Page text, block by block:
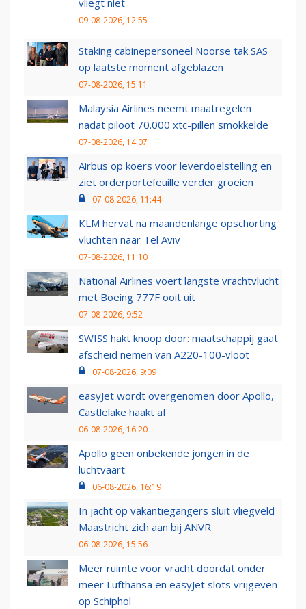
vliegt niet
09-08-2026, 12:55
Staking cabinepersoneel Noorse tak SAS
op laatste moment afgeblazen
07-08-2026, 15:11
Malaysia Airlines neemt maatregelen
nadat piloot 70.000 xtc-pillen smokkelde
07-08-2026, 14:07
Airbus op koers voor leverdoelstelling en
ziet orderportefeuille verder groeien
07-08-2026, 11:44
KLM hervat na maandenlange opschorting
vluchten naar Tel Aviv
07-08-2026, 11:10
National Airlines voert langste vrachtvlucht
met Boeing 777F ooit uit
07-08-2026, 9:52
SWISS hakt knoop door: maatschappij gaat
afscheid nemen van A220-100-vloot
07-08-2026, 9:09
easyJet wordt overgenomen door Apollo,
Castlelake haakt af
06-08-2026, 16:20
Apollo geen onbekende jongen in de
luchtvaart
06-08-2026, 16:19
In jacht op vakantiegangers sluit vliegveld
Maastricht zich aan bij ANVR
06-08-2026, 15:56
Meer ruimte voor vracht doordat onder
meer Lufthansa en easyJet slots vrijgeven
op Schiphol